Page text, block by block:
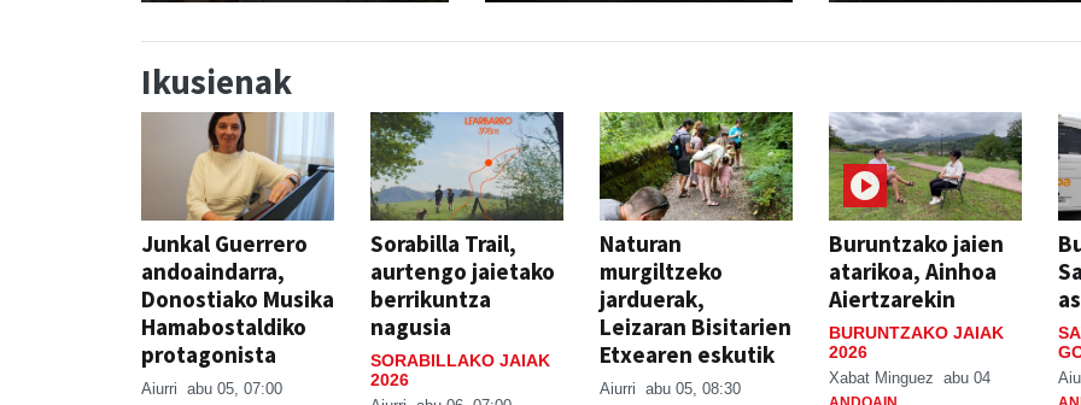
Ikusienak
Junkal Guerrero
andoaindarra,
Donostiako Musika
Hamabostaldiko
protagonista
Aiurri abu 05, 07:00
Sorabilla Trail,
aurtengo jaietako
berrikuntza
nagusia
SORABILLAKO JAIAK
2026
Naturan
murgiltzeko
jarduerak,
Leizaran Bisitarien
Etxearen eskutik
Aiurri abu 05, 08:30
Buruntzako jaien
atarikoa, Ainhoa
Aiertzarekin
BURUNTZAKO JAIAK
2026
Xabat Minguez abu 04